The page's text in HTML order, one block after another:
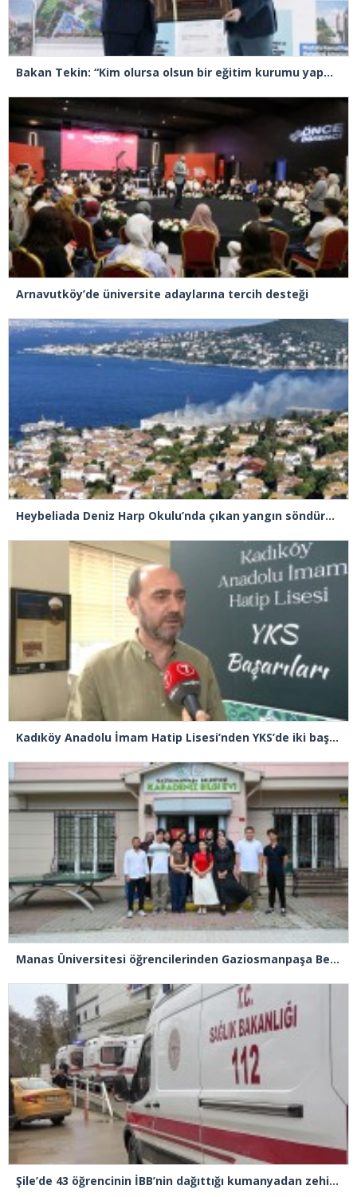
Bakan Tekin: “Kim olursa olsun bir eğitim kurumu yapmak istiyorsa anayasal olarak bizimle beraber çalışmak zorundadır”
Arnavutköy’de üniversite adaylarına tercih desteği
Heybeliada Deniz Harp Okulu’nda çıkan yangın söndürüldü
Kadıköy Anadolu İmam Hatip Lisesi’nden YKS’de iki başarı birden
Manas Üniversitesi öğrencilerinden Gaziosmanpaşa Belediyesi’ne ziyaret
Şile’de 43 öğrencinin İBB’nin dağıttığı kumanyadan zehirlendiği iddiasıyla 4 şüpheliye 10 yıla kadar hapis talebi